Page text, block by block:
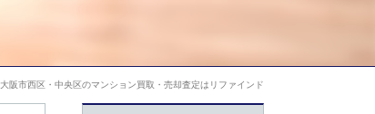
大阪市西区・中央区のマンション買取・売却査定はリファインド